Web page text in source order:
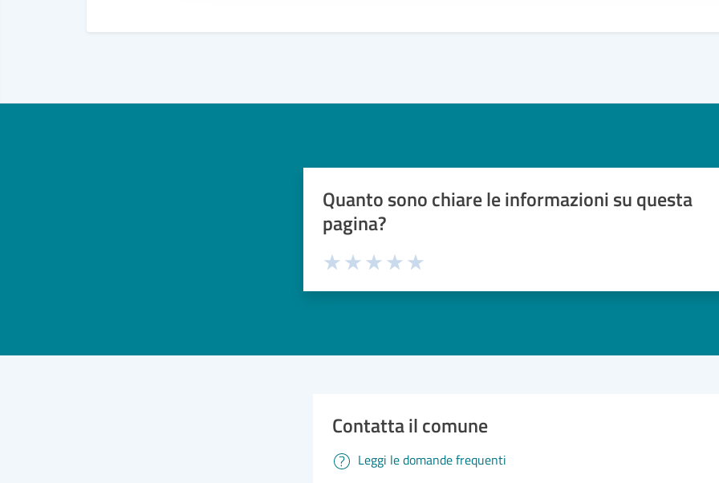
Quanto sono chiare le informazioni su questa
pagina?
Contatta il comune
Leggi le domande frequenti